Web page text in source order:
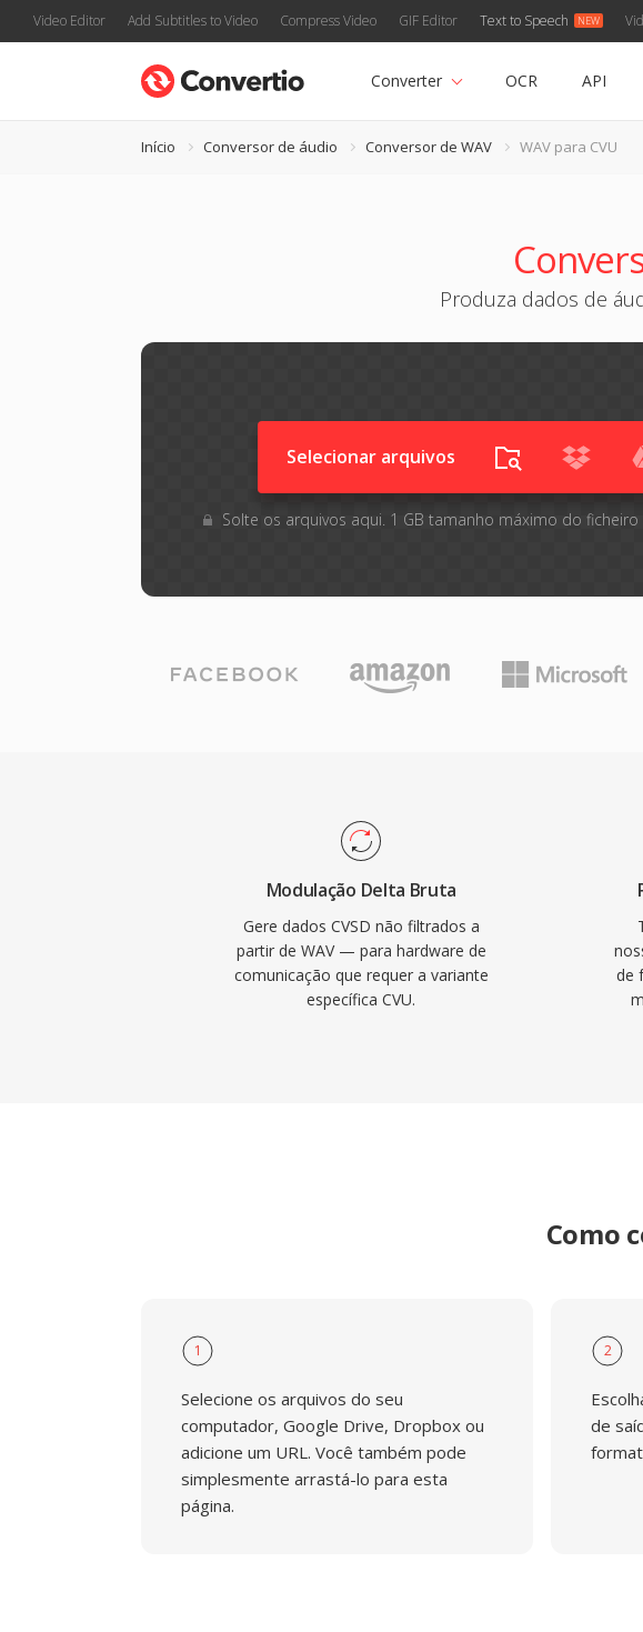
Video Editor Add Subtitles to Video Compress Video GIF Editor Text to Speech
Converter OCR API
Início Conversor de áudio Conversor de WAV WAV para CVU
Produza dados de
Selecionar arquivos
Solte os arquivos aqui. 1 GB tamanho máximo do ficheiro
Modulação Delta Bruta
Gere dados CVSD não filtrados a
partir de WAV — para hardware de
comunicação que requer a variante
específica CVU.
de
Como
1
Selecione os arquivos do seu
computador, Google Drive, Dropbox ou
adicione um URL. Você também pode
simplesmente arrastá-lo para esta
página.
2
de